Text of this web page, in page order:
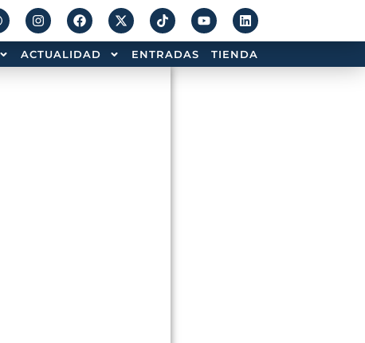
ACTUALIDAD ENTRADAS TIENDA